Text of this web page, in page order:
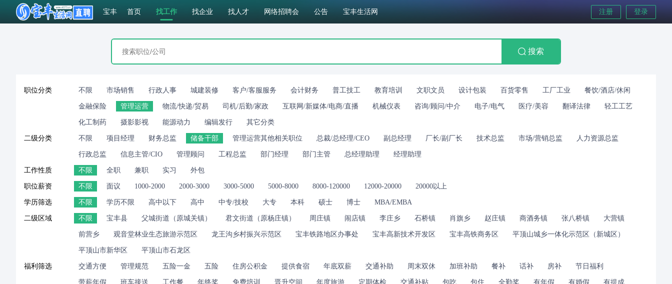
宝丰 首页 找工作 找企业 找人才 网络招聘会 公告 宝丰生活网 注册 登录
搜索
职位分类 不限 市场销售 行政人事 城建装修 客户/客服服务 会计财务 普工技工 教育培训 文职文员 设计包装 百货零售 工厂工业 餐饮/酒店/休闲
金融保险 管理运营 物流/快递/贸易 司机/后勤/家政 互联网/新媒体/电商/直播 机械仪表 咨询/顾问/中介 电子/电气 医疗/美容 翻译法律 轻工工艺
化工制药 摄影影视 能源动力 编辑发行 其它分类
二级分类 不限 项目经理 财务总监 储备干部 管理运营其他相关职位 总裁/总经理/CEO 副总经理 厂长/副厂长 技术总监 市场/营销总监 人力资源总监
行政总监 信息主管/CIO 管理顾问 工程总监 部门经理 部门主管 总经理助理 经理助理
工作性质 不限 全职 兼职 实习 外包
职位薪资 不限 面议 1000-2000 2000-3000 3000-5000 5000-8000 8000-120000 12000-20000 20000以上
学历筛选 不限 学历不限 高中以下 高中 中专/技校 大专 本科 硕士 博士 MBA/EMBA
二级区域 不限 宝丰县 父城街道（原城关镇） 君文街道（原杨庄镇） 周庄镇 闹店镇 李庄乡 石桥镇 肖旗乡 赵庄镇 商酒务镇 张八桥镇 大营镇
前营乡 观音堂林业生态旅游示范区 龙王沟乡村振兴示范区 宝丰铁路地区办事处 宝丰高新技术开发区 宝丰高铁商务区 平顶山城乡一体化示范区（新城区）
平顶山市新华区 平顶山市石龙区
福利筛选 交通方便 管理规范 五险一金 五险 住房公积金 提供食宿 年底双薪 交通补助 周末双休 加班补助 餐补 话补 房补 节日福利
带薪年假 班车接送 工作餐 年终奖 免费培训 晋升空间 年度旅游 定期体检 交通补贴 包吃 包住 全勤奖 有年假 有婚假 有提成